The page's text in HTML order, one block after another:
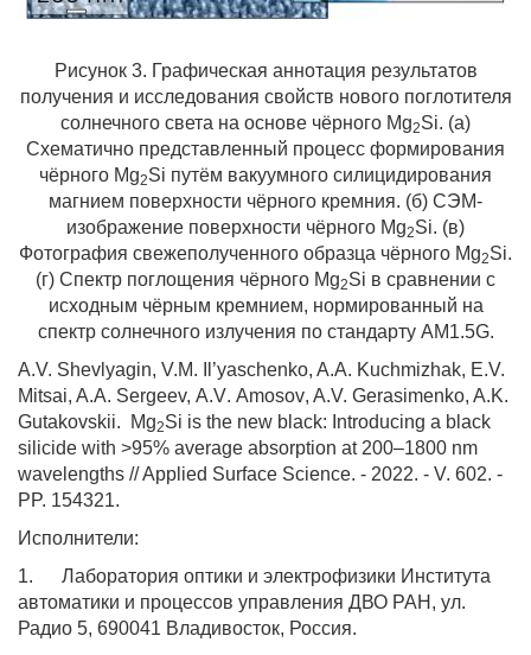
Рисунок 3. Графическая аннотация результатов
получения и исследования свойств нового поглотителя
солнечного света на основе чёрного Mg2Si. (а)
Схематично представленный процесс формирования
чёрного Mg2Si путём вакуумного силицидирования
магнием поверхности чёрного кремния. (б) СЭМ-
изображение поверхности чёрного Mg2Si. (в)
Фотография свежеполученного образца чёрного Mg2Si.
(г) Спектр поглощения чёрного Mg2Si в сравнении с
исходным чёрным кремнием, нормированный на
спектр солнечного излучения по стандарту AM1.5G.
A.V. Shevlyagin, V.M. Il’yaschenko, A.A. Kuchmizhak, E.V.
Mitsai, A.A. Sergeev, A.V. Amosov, A.V. Gerasimenko, A.K.
Gutakovskii.
Mg2Si is the new black: Introducing a black
silicide with >95% average absorption at 200–1800 nm
wavelengths // Applied Surface Science. - 2022. - V. 602. -
PP. 154321.
Исполнители:
1.
Лаборатория оптики и электрофизики Института
автоматики и процессов управления ДВО РАН, ул.
Радио 5, 690041 Владивосток, Россия.